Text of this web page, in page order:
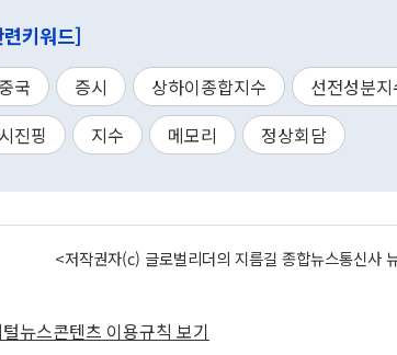
키워드]
중국 증시 상하이종합지수 선전성분지
시진핑
지수 메모리 정상회담
<저작권자(c) 글로벌리더의 지름길 종합뉴스통신
뉴스콘텐츠 이용규칙 보기